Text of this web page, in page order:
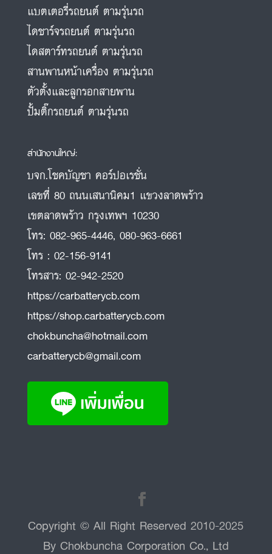
แบตเตอรี่รถยนต์ ตามรุ่นรถ
ไดชาร์จรถยนต์ ตามรุ่นรถ
ไดสตาร์ทรถยนต์ ตามรุ่นรถ
สานพานหน้าเครื่อง ตามรุ่นรถ
ตัวตั้งและลูกรอกสายพาน
ปั้มติ๊กรถยนต์ ตามรุ่นรถ
สำนักงานใหญ่:
บจก.โชคบัญชา คอร์ปอเรชั่น
เลขที่ 80 ถนนเสนานิคม1 แขวงลาดพร้าว
เขตลาดพร้าว กรุงเทพฯ 10230
โทร: 082-965-4446, 080-963-6661
โทร : 02-156-9141
โทรสาร: 02-942-2520
https://carbatterycb.com
https://shop.carbatterycb.com
chokbuncha@hotmail.com
carbatterycb@gmail.com
Copyright © All Right Reserved 2010-2025
By Chokbuncha Corporation Co., Ltd